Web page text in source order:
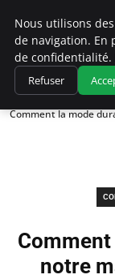
Accueil
Comment la mode
notre
Nous utilisons
de navigation. En
de confidentialité.
Refuser